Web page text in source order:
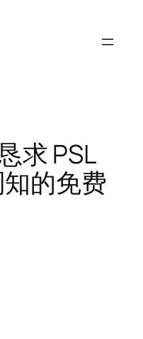
求 PSL
的免费